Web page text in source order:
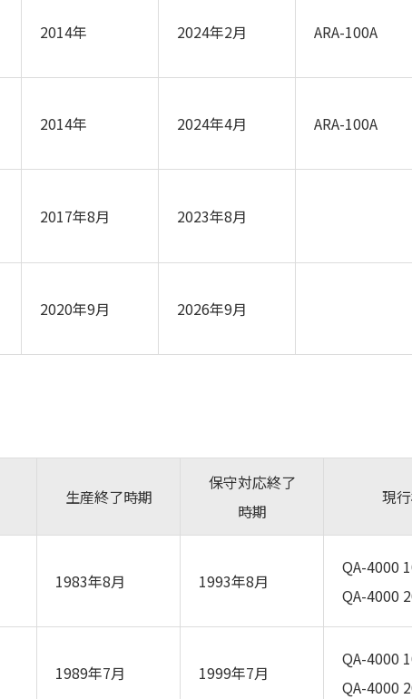
2014年 2024年2月 ARA-100A
2014年 2024年4月 ARA-100A
2017年8月 2023年8月
2020年9月 2026年9月
生産終了時期
保守対応終了
時期
現
1983年8月 1993年8月
QA-4000
QA-4000
1989年7月 1999年7月
QA-4000
QA-4000